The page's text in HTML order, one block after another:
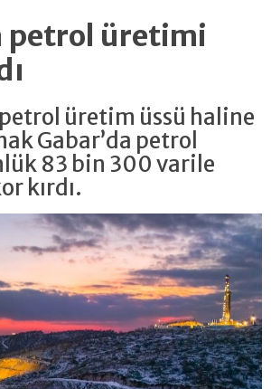
petrol üretimi
üretim üssü haline
Gabar’da petrol
83 bin 300 varile
kırdı.